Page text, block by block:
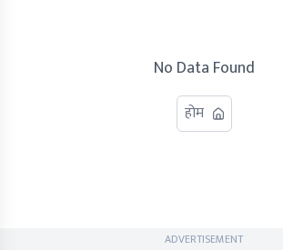
No Data Found
होम
ADVERTISEMENT